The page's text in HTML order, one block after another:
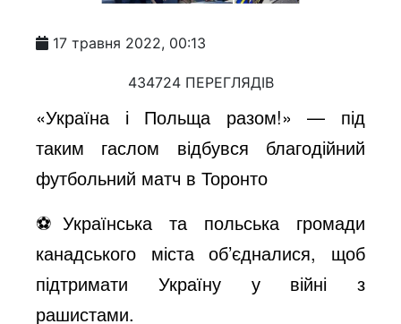
17 травня 2022, 00:13
434724 ПЕРЕГЛЯДІВ
«Україна і Польща разом!» — під
таким гаслом відбувся благодійний
футбольний матч в Торонто
⚽️Українська та польська громади
канадського міста об’єдналися, щоб
підтримати Україну у війні з
рашистами.